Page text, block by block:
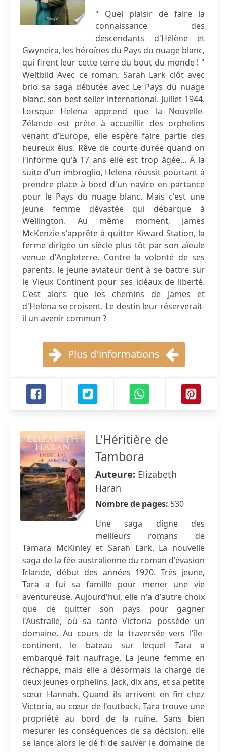
" Quel plaisir de faire la
connaissance des
descendants d'Hélène et
Gwyneira, les héroïnes du Pays du nuage blanc,
qui firent leur cette terre du bout du monde ! "
Weltbild Avec ce roman, Sarah Lark clôt avec
brio sa saga débutée avec Le Pays du nuage
blanc, son best-seller international. Juillet 1944.
Lorsque Helena apprend que la Nouvelle-
Zélande est prête à accueillir des orphelins
venant d'Europe, elle espère faire partie des
heureux élus. Rêve de courte durée quand on
l'informe qu'à 17 ans elle est trop âgée... À la
suite d'un imbroglio, Helena réussit pourtant à
prendre place à bord d'un navire en partance
pour le Pays du nuage blanc. Mais c'est une
jeune femme dévastée qui débarque à
Wellington. Au même moment, James
McKenzie s'apprête à quitter Kiward Station, la
ferme dirigée un siècle plus tôt par son aïeule
venue d'Angleterre. Contre la volonté de ses
parents, le jeune aviateur tient à se battre sur
le Vieux Continent pour ses idéaux de liberté.
C'est alors que les chemins de James et
d'Helena se croisent. Le destin leur réserverait-
il un avenir commun ?
Plus d'informations
L'Héritière de
Tambora
Auteure: Elizabeth
Haran
Nombre de pages: 530
Une saga digne des
meilleurs romans de
Tamara McKinley et Sarah Lark. La nouvelle
saga de la fée australienne du roman d'évasion
Irlande, début des années 1920. Très jeune,
Tara a fui sa famille pour mener une vie
aventureuse. Aujourd'hui, elle n'a d'autre choix
que de quitter son pays pour gagner
l'Australie, où sa tante Victoria possède un
domaine. Au cours de la traversée vers l'île-
continent, le bateau sur lequel Tara a
embarqué fait naufrage. La jeune femme en
réchappe, mais elle a désormais la charge de
deux jeunes orphelins, Jack, dix ans, et sa petite
sœur Hannah. Quand ils arrivent en fin chez
Victoria, au cœur de l'outback, Tara trouve une
propriété au bord de la ruine. Sans bien
mesurer les conséquences de sa décision, elle
se lance alors le dé fi de sauver le domaine de